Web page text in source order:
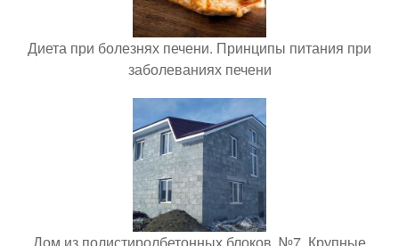
Диета при болезнях печени. Принципы питания при
заболеваниях печени